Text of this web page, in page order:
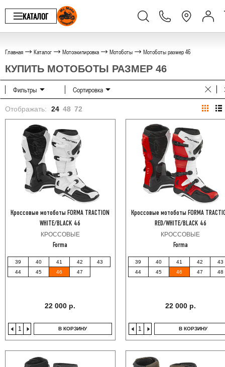
КАТАЛОГ
Главная Каталог Мотоэкипировка Мотоботы Мотоботы размер 46
КУПИТЬ МОТОБОТЫ РАЗМЕР 46
Фильтры Сортировка
Отображать: 24 48 72
Кроссовые мотоботы FORMA TRACTION
WHITE/BLACK 46
КРОССОВЫЕ
Forma
39 40 41 42
43
44
45 46 47
22 000 р.
В КОРЗИНУ
Кроссовые мотоботы FORMA
RED/WHITE/BLACK 46
КРОССОВЫЕ
Forma
39 40 41 42
43
44
45 46 47 48
22 000 р.
В КОРЗИНУ